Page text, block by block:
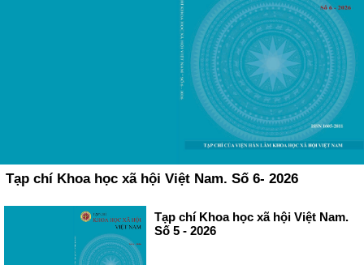
Tạp chí Khoa học xã hội Việt Nam. Số 6- 2026
Tạp chí Khoa học xã hội Việt Nam.
Số 5 - 2026